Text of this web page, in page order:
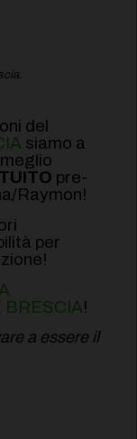
del
siamo a
pre-
Raymon!
per
BRESCIA!
a essere il